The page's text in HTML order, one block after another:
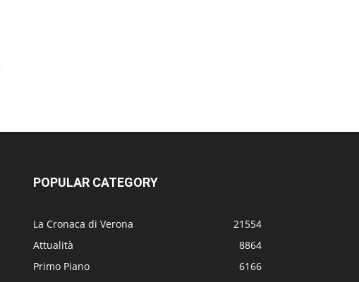
POPULAR CATEGORY
La Cronaca di Verona
21554
Attualità
8864
Primo Piano
6166